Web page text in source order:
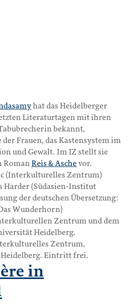
hat das Heidelberger
Literaturtagen mit ihren
bekannt,
Frauen, das Kastensystem im
und Gewalt. Im IZ stellt sie
Roman Reis & Aschevor.
(Interkulturelles Zentrum)
Harder (Südasien-Institut
der deutschen Übersetzung:
Wunderhorn)
Zentrum und dem
Heidelberg.
Zentrum,
Heidelberg. Eintritt frei.
in